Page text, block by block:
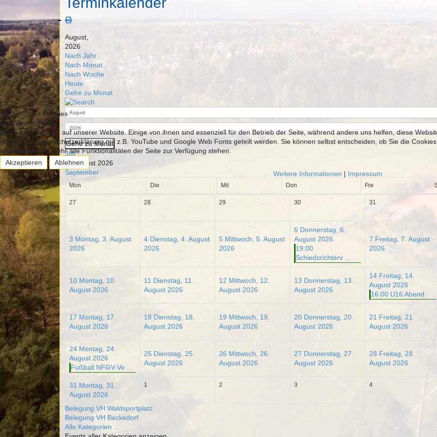
August,
2026
Nach Jahr
Nach Monat
Nach Woche
Heute
Gehe zu Monat
Gehe zu Monat
Juli
08 August 2026
September
Mon Die Mit Don Fre
27 28 29 30 31
3 Montag, 3. August
2026
4 Dienstag, 4. August
2026
5 Mittwoch, 5. August
2026
6 Donnerstag, 6.
August 2026
19:00
Schiedsrichterv ...
7 Freitag, 7. August
2026
10 Montag, 10.
August 2026
11 Dienstag, 11.
August 2026
12 Mittwoch, 12.
August 2026
13 Donnerstag, 13.
August 2026
14 Freitag, 14.
August 2026
16:00 U16 Abend
17 Montag, 17.
August 2026
18 Dienstag, 18.
August 2026
19 Mittwoch, 19.
August 2026
20 Donnerstag, 20.
August 2026
21 Freitag, 21.
August 2026
24 Montag, 24.
August 2026
Fußball NFGV-Ve ...
25 Dienstag, 25.
August 2026
26 Mittwoch, 26.
August 2026
27 Donnerstag, 27.
August 2026
28 Freitag, 28.
August 2026
31 Montag, 31.
August 2026
1 2 3 4
Belegung VH Waldsportplatz
Belegung VH Beckedorf
Alle Kategorien ...
Wir benutzen Cookies
Bitte beachten Sie:
Wir nutzen Cookies auf unserer Website. Einige von ihnen sind essenziell für den Betrieb der Seite, während andere uns helfen, diese
gemäß der Datenschutzerklärung mit z.B. YouTube und Google Web Fonts geteilt werden. Sie können selbst entscheiden, ob Sie die
womöglich nicht mehr alle Funktionalitäten der Seite zur Verfügung stehen.
Akzeptieren
Ablehnen
Weitere Informationen | Impressum